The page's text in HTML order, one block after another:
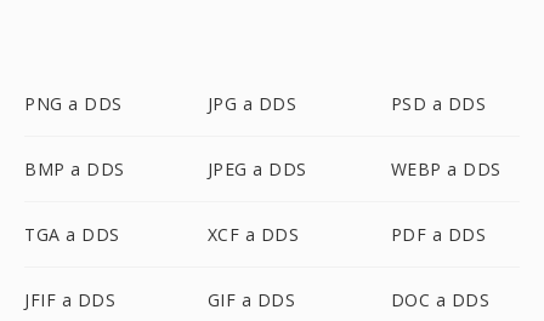
PNG a DDS JPG a DDS PSD a DDS
BMP a DDS JPEG a DDS WEBP a DDS
TGA a DDS XCF a DDS PDF a DDS
JFIF a DDS GIF a DDS DOC a DDS